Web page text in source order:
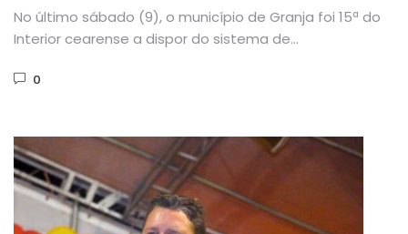
No último sábado (9), o município de Granja foi 15ª do
Interior cearense a dispor do sistema de
0